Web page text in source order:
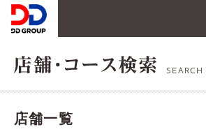
SEARCH
店舗一覧